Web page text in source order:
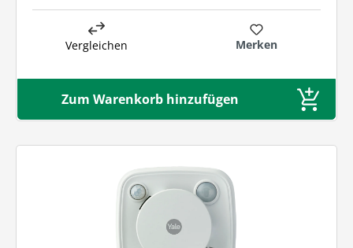
Vergleichen Merken
Zum Warenkorb hinzufügen